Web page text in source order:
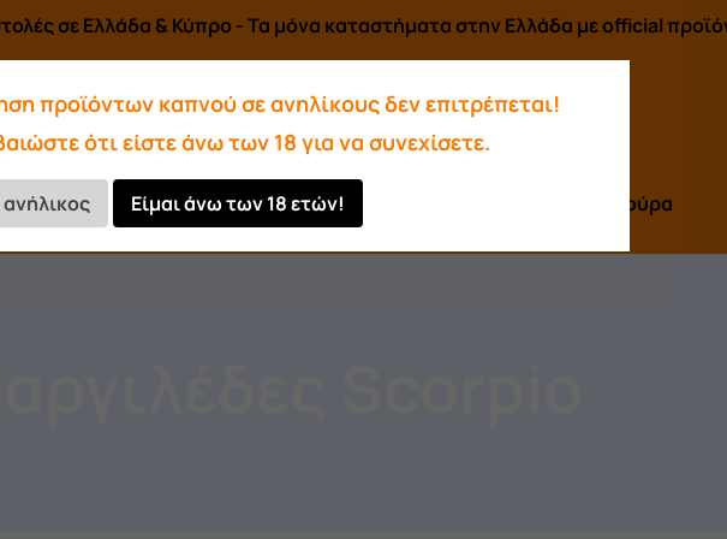
σε Ελλάδα & Κύπρο - Τα μόνα καταστήματα στην Ελλάδα με official
Αρωματικά-Υγρά Κάρβουνα Πούρα
προϊόντων καπνού σε ανηλίκους δεν επιτρέπεται!
ότι είστε άνω των 18 για να συνεχίσετε.
ανήλικος Είμαι άνω των 18 ετών!